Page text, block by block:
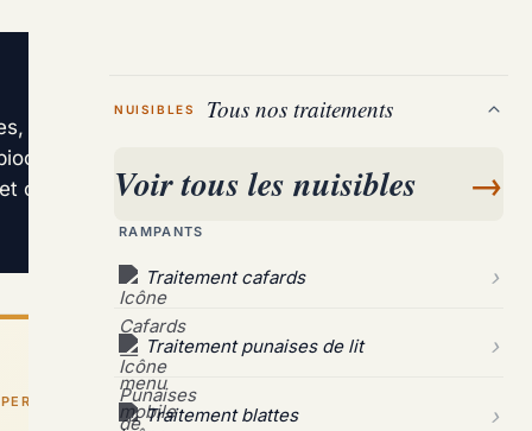
NUISIBLES Tous nos traitements
Voir tous les nuisibles →
RAMPANTS
Traitement cafards
Traitement punaises de lit
Traitement blattes
frelons asiatiques et fourmis, surtout en été.
identifie les foyers. Le traitement
conseils d’entretien préventif, avec suivi à
/ MARSEILLE